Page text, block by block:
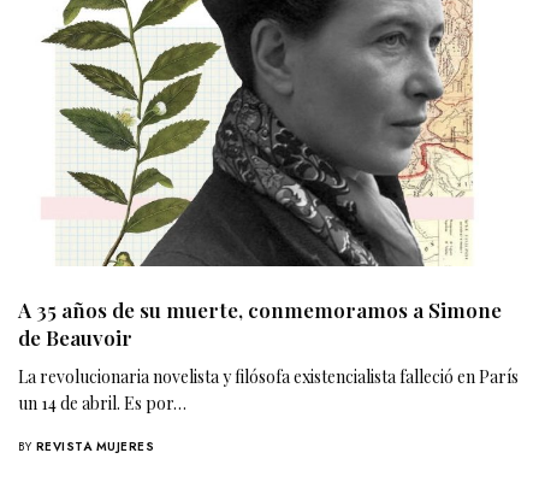
A 35 años de su muerte, conmemoramos a Simone
de Beauvoir
La revolucionaria novelista y filósofa existencialista falleció en París
un 14 de abril. Es por…
BY REVISTA MUJERES